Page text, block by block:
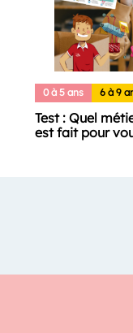
0 à 5 ans 6 à 9
Test : Quel
est fait pour